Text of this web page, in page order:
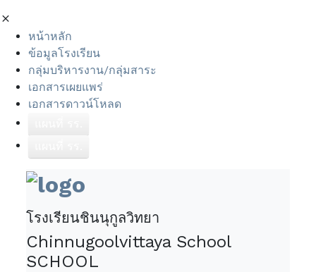
หน้าหลัก
ข้อมูลโรงเรียน
กลุ่มบริหารงาน/กลุ่มสาระ
เอกสารเผยแพร่
เอกสารดาวน์โหลด
โรงเรียนชินนุกูลวิทยา
Chinnugoolvittaya School
SCHOOL